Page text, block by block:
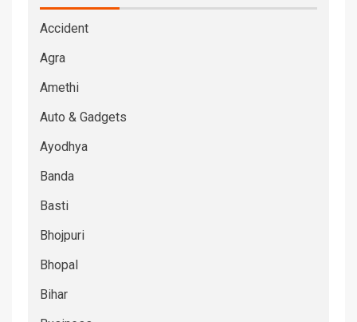
Accident
Agra
Amethi
Auto & Gadgets
Ayodhya
Banda
Basti
Bhojpuri
Bhopal
Bihar